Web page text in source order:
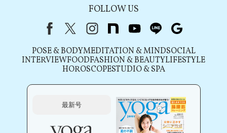
FOLLOW US
FacebookX（旧Twitter）
instagram
note youtubeline
POSE & BODYMEDITATION & MINDSOCIAL
INTERVIEWFOODFASHION & BEAUTYLIFESTYLE
HOROSCOPESTUDIO & SPA
最新号